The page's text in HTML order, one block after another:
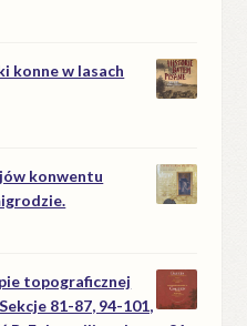
konne w lasach
konwentu
topograficznej
81-87, 94-101,